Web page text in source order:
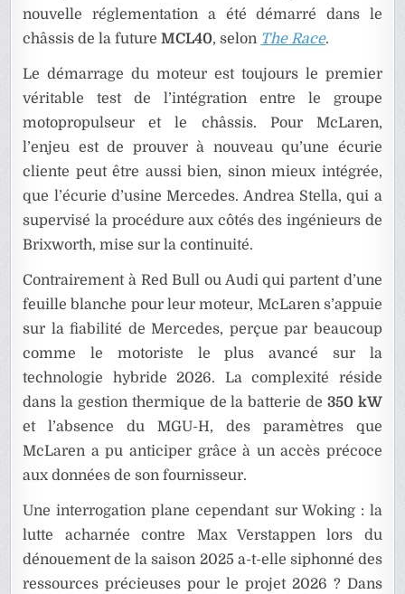
nouvelle réglementation a été démarré dans le
châssis de la futureMCL40, selon The Race.
Le démarrage du moteur est toujours le premier
véritable test de l’intégration entre le groupe
motopropulseur et le châssis. Pour McLaren,
l’enjeu est de prouver à nouveau qu’une écurie
cliente peut être aussi bien, sinon mieux intégrée,
que l’écurie d’usine Mercedes. Andrea Stella, qui a
supervisé la procédure aux côtés des ingénieurs de
Brixworth, mise sur la continuité.
Contrairement à Red Bull ou Audi qui partent d’une
feuille blanche pour leur moteur, McLaren s’appuie
sur la fiabilité de Mercedes, perçue par beaucoup
comme le motoriste le plus avancé sur la
technologie hybride 2026. La complexité réside
dans la gestion thermique de la batterie de 350 kW
et l’absence du MGU-H, des paramètres que
McLaren a pu anticiper grâce à un accès précoce
aux données de son fournisseur.
Une interrogation plane cependant sur Woking : la
lutte acharnée contre Max Verstappen lors du
dénouement de la saison 2025 a-t-elle siphonné des
ressources précieuses pour le projet 2026 ? Dans